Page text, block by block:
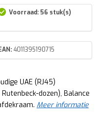
Voorraad: 56 stuk(s)
4011395190715
UAE (RJ45)
dozen), Balance
Meer informatie